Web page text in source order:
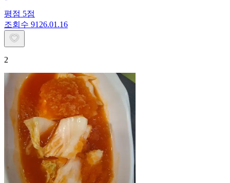
평점 5점
조회수 91 26.01.16
2